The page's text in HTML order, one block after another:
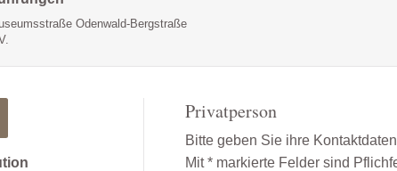
Odenwald-Bergstraße
Privatperson
Bitte geben Sie ihre
Mit * markierte Felder sind